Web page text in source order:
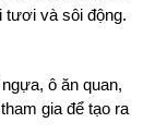
tươi và sôi động.
ô ăn quan,
gia để tạo ra